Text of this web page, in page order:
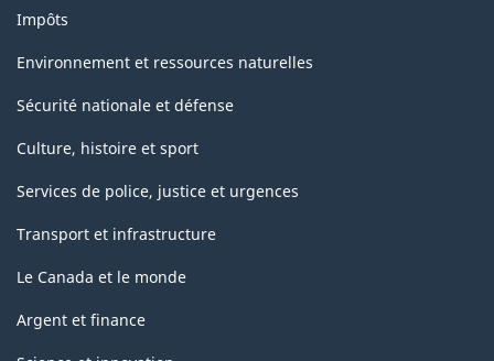
Impôts
Environnement et ressources naturelles
Sécurité nationale et défense
Culture, histoire et sport
Services de police, justice et urgences
Transport et infrastructure
Le Canada et le monde
Argent et finance